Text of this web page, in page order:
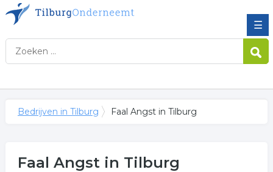
☰
Bedrijven in Tilburg Faal Angst in Tilburg
Faal Angst in Tilburg